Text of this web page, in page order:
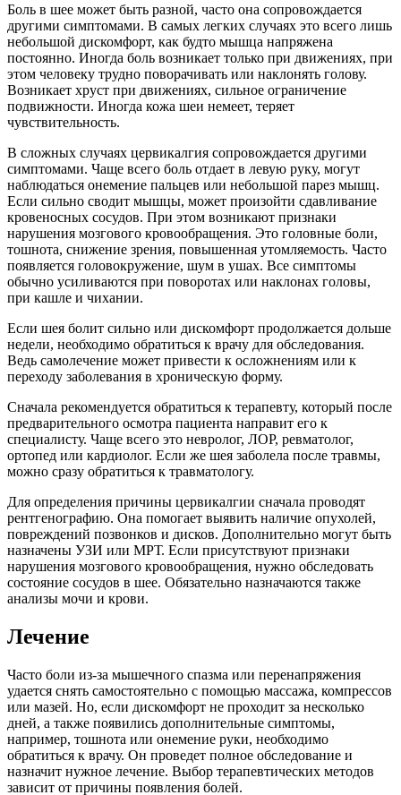
Боль в шее может быть разной, часто она сопровождается
другими симптомами. В самых легких случаях это всего лишь
небольшой дискомфорт, как будто мышца напряжена
постоянно. Иногда боль возникает только при движениях, при
этом человеку трудно поворачивать или наклонять голову.
Возникает хруст при движениях, сильное ограничение
подвижности. Иногда кожа шеи немеет, теряет
чувствительность.
В сложных случаях цервикалгия сопровождается другими
симптомами. Чаще всего боль отдает в левую руку, могут
наблюдаться онемение пальцев или небольшой парез мышц.
Если сильно сводит мышцы, может произойти сдавливание
кровеносных сосудов. При этом возникают признаки
нарушения мозгового кровообращения. Это головные боли,
тошнота, снижение зрения, повышенная утомляемость. Часто
появляется головокружение, шум в ушах. Все симптомы
обычно усиливаются при поворотах или наклонах головы,
при кашле и чихании.
Если шея болит сильно или дискомфорт продолжается дольше
недели, необходимо обратиться к врачу для обследования.
Ведь самолечение может привести к осложнениям или к
переходу заболевания в хроническую форму.
Сначала рекомендуется обратиться к терапевту, который после
предварительного осмотра пациента направит его к
специалисту. Чаще всего это невролог, ЛОР, ревматолог,
ортопед или кардиолог. Если же шея заболела после травмы,
можно сразу обратиться к травматологу.
Для определения причины цервикалгии сначала проводят
рентгенографию. Она помогает выявить наличие опухолей,
повреждений позвонков и дисков. Дополнительно могут быть
назначены УЗИ или МРТ. Если присутствуют признаки
нарушения мозгового кровообращения, нужно обследовать
состояние сосудов в шее. Обязательно назначаются также
анализы мочи и крови.
Лечение
Часто боли из-за мышечного спазма или перенапряжения
удается снять самостоятельно с помощью массажа, компрессов
или мазей. Но, если дискомфорт не проходит за несколько
дней, а также появились дополнительные симптомы,
например, тошнота или онемение руки, необходимо
обратиться к врачу. Он проведет полное обследование и
назначит нужное лечение. Выбор терапевтических методов
зависит от причины появления болей.